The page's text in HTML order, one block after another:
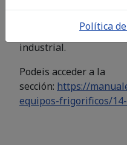
refrigeración y
industrial.
Podeis acceder a la
sección: https://
equipos-frigorificos/
Política